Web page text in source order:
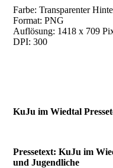
Farbe: Transparenter
Format: PNG
Auflösung: 1418 x 709
DPI: 300
KuJu im Wiedtal
Pressetext: KuJu im
und Jugendliche